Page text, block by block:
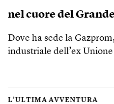
nel cuore del
Dove ha sede la
industriale dell’ex
L’ULTIMA AVVENTURA